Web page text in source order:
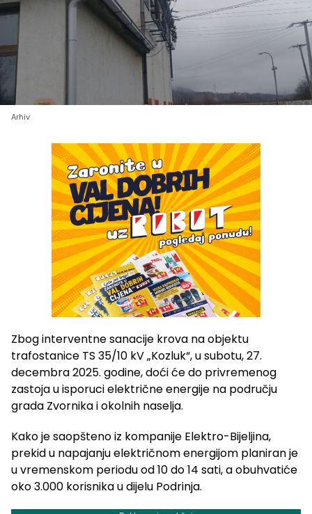
Arhiv
Zbog interventne sanacije krova na objektu
trafostanice TS 35/10 kV „Kozluk“, u subotu, 27.
decembra 2025. godine, doći će do privremenog
zastoja u isporuci električne energije na području
grada Zvornika i okolnih naselja.
Kako je saopšteno iz kompanije Elektro-Bijeljina,
prekid u napajanju električnom energijom planiran je
u vremenskom periodu od 10 do 14 sati, a obuhvatiće
oko 3.000 korisnika u dijelu Podrinja.